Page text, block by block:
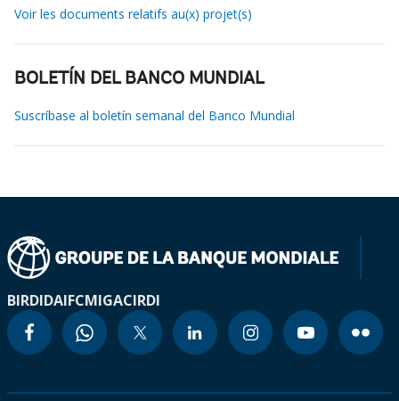
Voir les documents relatifs au(x) projet(s)
BOLETÍN DEL BANCO MUNDIAL
Suscríbase al boletín semanal del Banco Mundial
BIRDIDAIFCMIGACIRDI